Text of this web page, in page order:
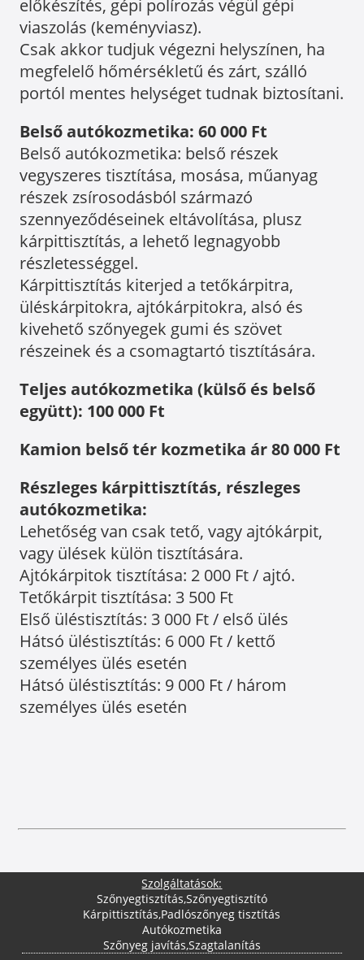
előkészítés, gépi polírozás végül gépi
viaszolás (keményviasz).
Csak akkor tudjuk végezni helyszínen, ha
megfelelő hőmérsékletű és zárt, szálló
portól mentes helységet tudnak biztosítani.
Belső autókozmetika: 60 000 Ft
Belső autókozmetika: belső részek
vegyszeres tisztítása, mosása, műanyag
részek zsírosodásból származó
szennyeződéseinek eltávolítása, plusz
kárpittisztítás, a lehető legnagyobb
részletességgel.
Kárpittisztítás kiterjed a tetőkárpitra,
üléskárpitokra, ajtókárpitokra, alsó és
kivehető szőnyegek gumi és szövet
részeinek és a csomagtartó tisztítására.
Teljes autókozmetika (külső és belső
együtt): 100 000 Ft
Kamion belső tér kozmetika ár 80 000 Ft
Részleges kárpittisztítás, részleges
autókozmetika:
Lehetőség van csak tető, vagy ajtókárpit,
vagy ülések külön tisztítására.
Ajtókárpitok tisztítása: 2 000 Ft / ajtó.
Tetőkárpit tisztítása: 3 500 Ft
Első üléstisztítás: 3 000 Ft / első ülés
Hátsó üléstisztítás: 6 000 Ft / kettő
személyes ülés esetén
Hátsó üléstisztítás: 9 000 Ft / három
személyes ülés esetén
Szolgáltatások:
Szőnyegtisztítás,Szőnyegtisztító
Kárpittisztítás,Padlószőnyeg tisztítás
Autókozmetika
Szőnyeg javítás,Szagtalanítás